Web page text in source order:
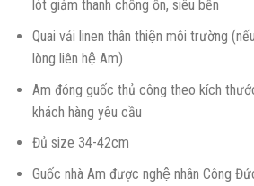
lót giảm thanh chống ồn, siêu bền
Quai vải linen thân thiện môi trường
lòng liên hệ Am)
Am đóng guốc thủ công theo kích
khách hàng yêu cầu
Đủ size 34-42cm
Guốc nhà Am được nghệ nhân Công